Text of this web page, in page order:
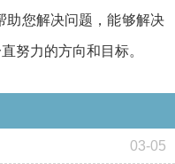
助您解决问题，能够解决
努力的方向和目标。
03-05